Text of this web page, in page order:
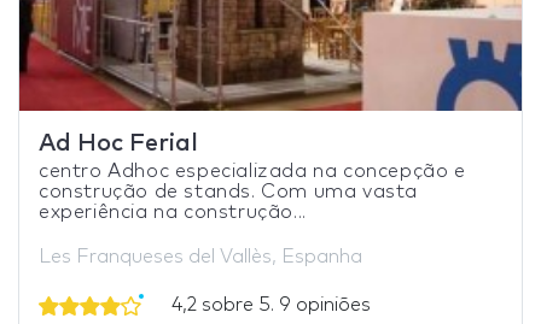
Ad Hoc Ferial
centro Adhoc especializada na concepção e
construção de stands. Com uma vasta
experiência na construção...
Les Franqueses del Vallès, Espanha
4,2 sobre 5. 9 opiniões